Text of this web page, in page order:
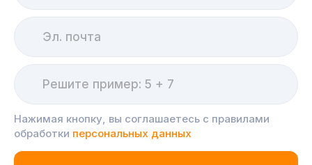
Нажимая кнопку, вы соглашаетесь с правилами
обработки персональных данных